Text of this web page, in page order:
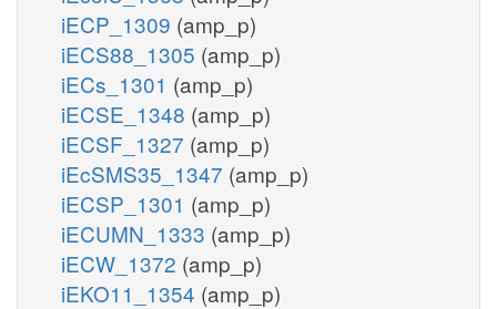
iECP_1309 (amp_p)
iECS88_1305 (amp_p)
iECs_1301 (amp_p)
iECSE_1348 (amp_p)
iECSF_1327 (amp_p)
iEcSMS35_1347 (amp_p)
iECSP_1301 (amp_p)
iECUMN_1333 (amp_p)
iECW_1372 (amp_p)
iEKO11_1354 (amp_p)